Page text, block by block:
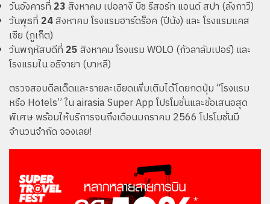
วันอังคารที่ 23สิงหาคม เปอลางี บีช รีสอร์ท แอนด์ สปา (ลังกาวี)
วันพุธที่ 24สิงหาคมโรงแรมฮาร์ดร็อค (ปีนัง) และโรงแรมแคส
เซีย (ภูเก็ต)
วันพฤหัสบดีที่ 25สิงหาคมโรงแรม WOLO (กัวลาลัมเปอร์) และ
โรงแรมใน อธิจายา (บาหลี)
ตรวจสอบดีลเด็ดและรายละเอียดเพิ่มเติมได้โดยกดปุ่ม “โรงแรม
หรือ Hotels” ใน airasia Super App โปรโมชั่นและข้อเสนอสุด
พิเศษ พร้อมให้บริการจนถึงเดือนมกราคม 2566 โปรโมชั่นมี
จำนวนจำกัด จองเลย!